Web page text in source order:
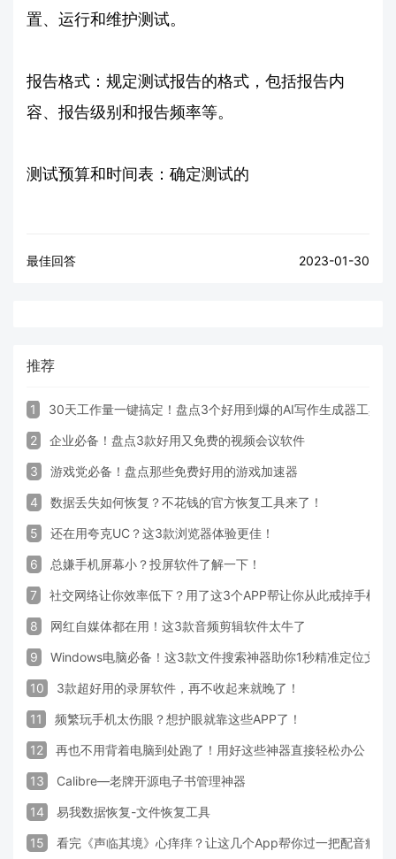
置、运行和维护测试。
报告格式：规定测试报告的格式，包括报告内
容、报告级别和报告频率等。
测试预算和时间表：确定测试的
最佳回答 2023-01-30
推荐
1 30天工作量一键搞定！盘点3个好用到爆的AI写作生成器工具
2 企业必备！盘点3款好用又免费的视频会议软件
3 游戏党必备！盘点那些免费好用的游戏加速器
4 数据丢失如何恢复？不花钱的官方恢复工具来了！
5 还在用夸克UC？这3款浏览器体验更佳！
6 总嫌手机屏幕小？投屏软件了解一下！
7 社交网络让你效率低下？用了这3个APP帮让你从此戒掉手机！
8 网红自媒体都在用！这3款音频剪辑软件太牛了
9 Windows电脑必备！这3款文件搜索神器助你1秒精准定位文件
10 3款超好用的录屏软件，再不收起来就晚了！
11 频繁玩手机太伤眼？想护眼就靠这些APP了！
12 再也不用背着电脑到处跑了！用好这些神器直接轻松办公
13 Calibre—老牌开源电子书管理神器
14 易我数据恢复-文件恢复工具
15 看完《声临其境》心痒痒？让这几个App帮你过一把配音瘾